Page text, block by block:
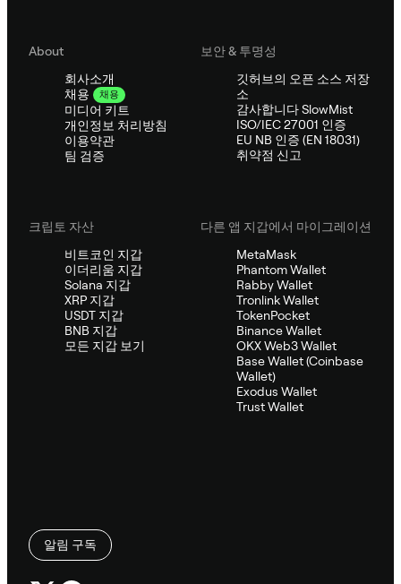
About
회사소개
채용
채용
미디어 키트
개인정보 처리방침
이용약관
팀 검증
보안 & 투명성
깃허브의 오픈 소스 저장
소
감사합니다 SlowMist
ISO/IEC 27001 인증
EU NB 인증 (EN 18031)
취약점 신고
크립토 자산
비트코인 지갑
이더리움 지갑
Solana 지갑
XRP 지갑
USDT 지갑
BNB 지갑
모든 지갑 보기
다른 앱 지갑에서 마이그레이션
MetaMask
Phantom Wallet
Rabby Wallet
Tronlink Wallet
TokenPocket
Binance Wallet
OKX Web3 Wallet
Base Wallet (Coinbase
Wallet)
Exodus Wallet
Trust Wallet
알림 구독